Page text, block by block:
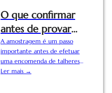
O que confirmar
antes de provar
talheres
personalizados
A amostragem é um passo
importante antes de efetuar
uma encomenda de talheres
personalizados. Para marcas,
Ler mais →